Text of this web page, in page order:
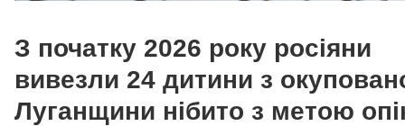
З початку 2026 року росіяни
вивезли 24 дитини з
Луганщини нібито з метою